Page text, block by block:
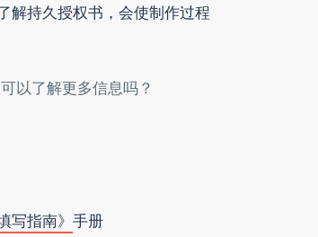
解持久授权书，会使制作过程
以了解更多信息吗？
写指南》 手册